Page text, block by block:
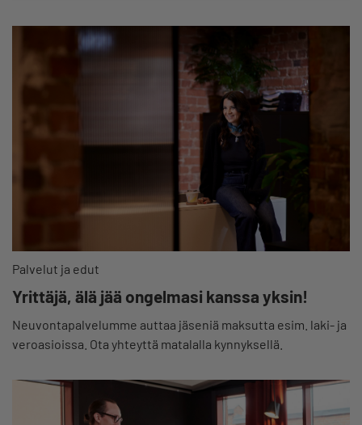
Palvelut ja edut
Yrittäjä, älä jää ongelmasi kanssa yksin!
Neuvontapalvelumme auttaa jäseniä maksutta esim. laki- ja
veroasioissa. Ota yhteyttä matalalla kynnyksellä.